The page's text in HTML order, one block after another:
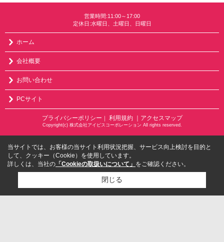
営業時間:11:00～17:00
定休日:水曜日、土曜日、日曜日
ホーム
会社概要
お問い合わせ
PCサイト
プライバシーポリシー ｜ 利用規約 ｜アクセスマップ
Copyright(c) 株式会社アイビスコーポレーション All rights reserved.
当サイトでは、お客様の当サイト利用状況把握、サービス向上検討を目的と
して、クッキー（Cookie）を使用しています。
詳しくは、当社の 「Cookieの取扱いについて」 をご確認ください。
閉じる